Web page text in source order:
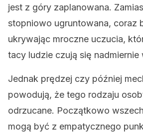
jest z góry zaplanowana.
stopniowo ugruntowana, coraz
ukrywając mroczne uczucia,
tacy ludzie czują się nadmiernie
Jednak prędzej czy później
powodują, że tego rodzaju
odrzucane. Początkowo
mogą być z empatycznego